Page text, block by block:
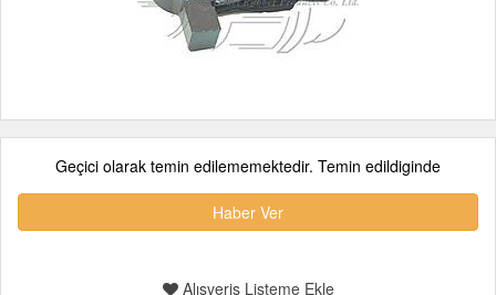
Geçici olarak temin edilememektedir. Temin edildiginde
Haber Ver
Alışveriş Listeme Ekle